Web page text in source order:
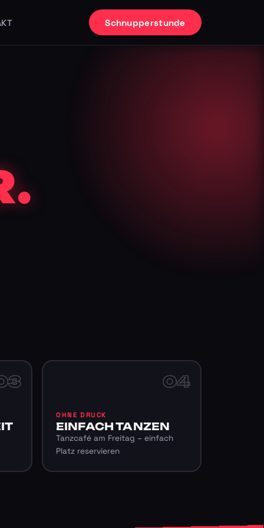
Schnupperstunde
04
OHNE DRUCK
EINFACH TANZEN
Tanzcafé am Freitag – einfach
Platz reservieren